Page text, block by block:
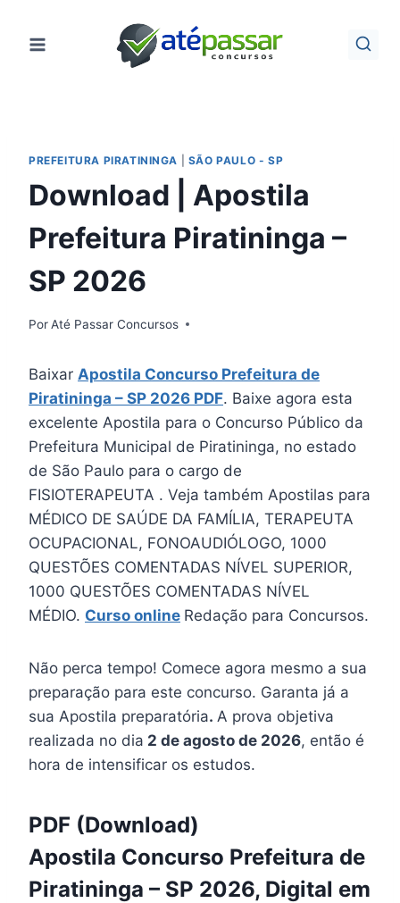
para
PREFEITURA PIRATININGA SÃO PAULO - SP
Download | Apostila
Prefeitura Piratininga –
SP 2026
PorAté Passar Concursos
Baixar Apostila Concurso Prefeitura de
Piratininga – SP 2026 PDF. Baixe agora esta
excelente Apostila para o Concurso Público da
Prefeitura Municipal de Piratininga, no estado
de São Paulo para o cargo de
FISIOTERAPEUTA . Veja também Apostilas para
MÉDICO DE SAÚDE DA FAMÍLIA, TERAPEUTA
OCUPACIONAL, FONOAUDIÓLOGO, 1000
QUESTÕES COMENTADAS NÍVEL SUPERIOR,
1000 QUESTÕES COMENTADAS NÍVEL
MÉDIO. Curso online Redação para Concursos.
Não perca tempo! Comece agora mesmo a sua
preparação para este concurso. Garanta já a
sua Apostila preparatória. A prova objetiva
realizada no dia 2 de agosto de 2026, então é
hora de intensificar os estudos.
PDF (Download)
Apostila Concurso Prefeitura de
Piratininga – SP 2026, Digital em